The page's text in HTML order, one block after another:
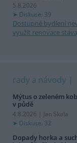
5.8.2026
Diskuse: 39
Dostupné bydlení
využít renovace
rady a návody
Mýtus o zeleném
v půdě
4.8.2026 | Jan Skala
Diskuse: 32
Dopady horka a